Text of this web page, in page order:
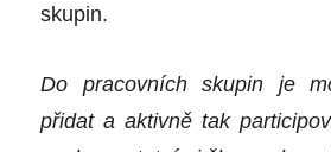
skupin.
Do pracovních skupin je
přidat a aktivně tak